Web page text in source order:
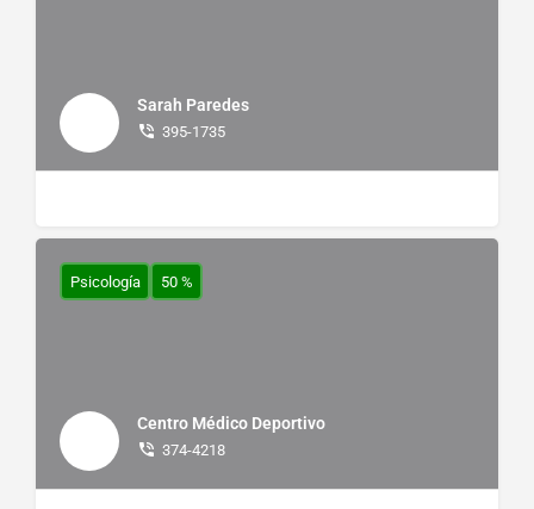
Sarah Paredes
395-1735
Centro Médico Deportivo
374-4218
Psicología 50 %